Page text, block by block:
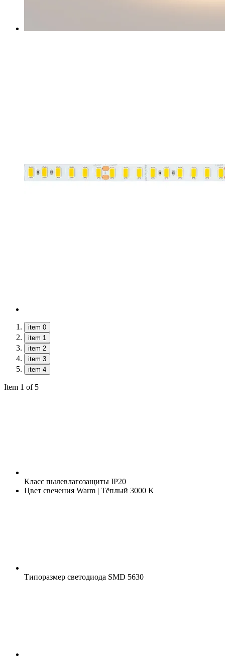
item 0
item 1
item 2
item 3
item 4
Item 1 of 5
Класс пылевлагозащиты IP20
Цвет свечения Warm | Тёплый 3000 K
Типоразмер светодиода SMD 5630